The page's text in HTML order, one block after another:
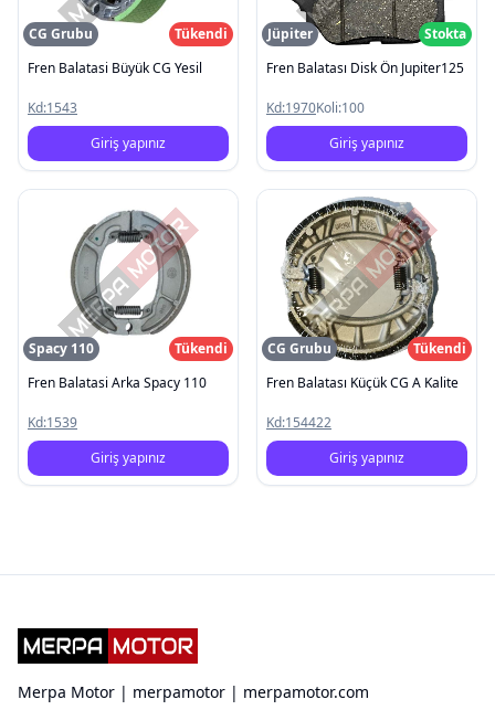
CG Grubu
Tükendi
Fren Balatasi Büyük CG Yesil
Kd:1543
Giriş yapınız
Jüpiter
Stokta
Fren Balatası Disk Ön Jupiter125
Kd:1970Koli:100
Giriş yapınız
Spacy 110
Tükendi
Fren Balatasi Arka Spacy 110
Kd:1539
Giriş yapınız
CG Grubu
Tükendi
Fren Balatası Küçük CG A Kalite
Kd:154422
Giriş yapınız
Merpa Motor | merpamotor | merpamotor.com